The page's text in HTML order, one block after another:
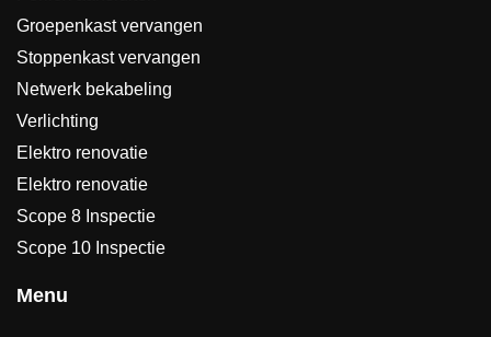
Groepenkast vervangen
Stoppenkast vervangen
Netwerk bekabeling
Verlichting
Elektro renovatie
Elektro renovatie
Scope 8 Inspectie
Scope 10 Inspectie
Menu